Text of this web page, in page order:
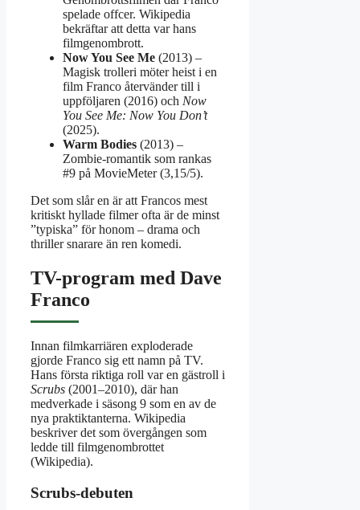
spelade offcer. Wikipedia
bekräftar att detta var hans
filmgenombrott.
Now You See Me (2013) –
Magisk trolleri möter heist i en
film Franco återvänder till i
uppföljaren (2016) och Now
You See Me: Now You Don’t
(2025).
Warm Bodies (2013) –
Zombie-romantik som rankas
#9 på MovieMeter (3,15/5).
Det som slår en är att Francos mest
kritiskt hyllade filmer ofta är de minst
”typiska” för honom – drama och
thriller snarare än ren komedi.
TV-program med Dave
Franco
Innan filmkarriären exploderade
gjorde Franco sig ett namn på TV.
Hans första riktiga roll var en gästroll i
Scrubs (2001–2010), där han
medverkade i säsong 9 som en av de
nya praktik­tanterna. Wikipedia
beskriver det som övergången som
ledde till filmgenombrottet
(Wikipedia).
Scrubs-debuten